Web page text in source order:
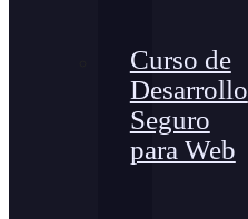
Curso de
Desarrollo
Seguro
para Web